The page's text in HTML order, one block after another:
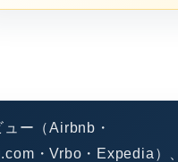
ー（Airbnb・
・Vrbo・Expedia）、